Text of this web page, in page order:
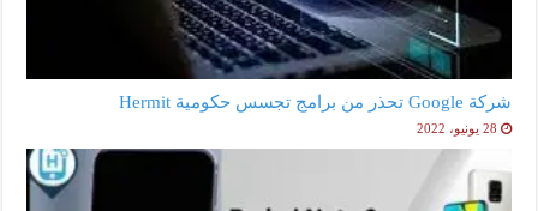
شركة Google تحذر من برامج تجسس حكومية Hermit
28 يونيو، 2022